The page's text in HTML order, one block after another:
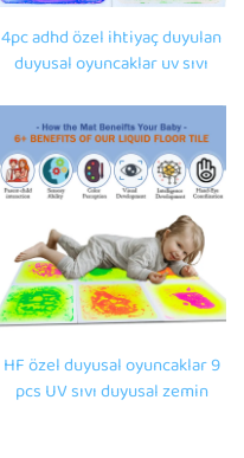
4pc adhd özel ihtiyaç duyulan
duyusal oyuncaklar uv sıvı
otistik gençler için duyusal
oyuncaklar
HF özel duyusal oyuncaklar 9
pcs UV sıvı duyusal zemin